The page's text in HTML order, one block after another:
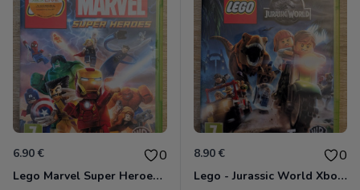
6.90 € 0
Lego Marvel Super Heroes Xbox 360
8.90 € 0
Lego - Jurassic World Xbox 360